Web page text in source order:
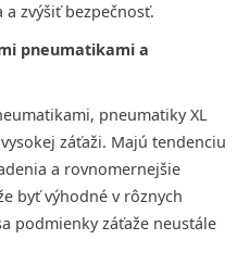
zvýšiť bezpečnosť.
pneumatikami a
pneumatiky XL
záťaži. Majú tendenciu
a rovnomernejšie
byť výhodné v rôznych
podmienky záťaže neustále